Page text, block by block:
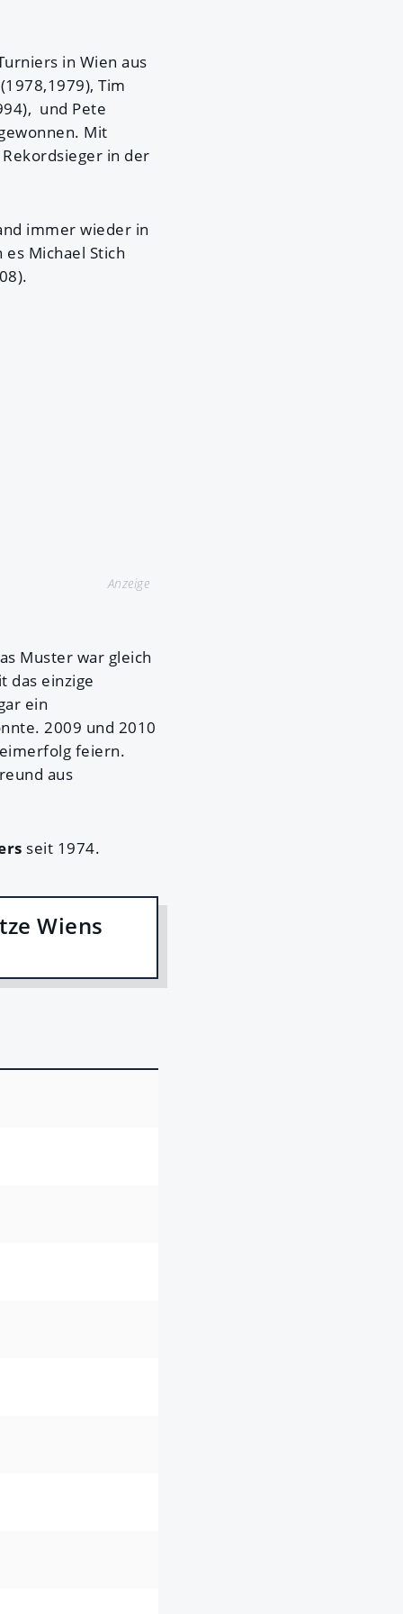
in Wien aus
Tim
und Pete
Mit
in der
immer wieder in
Michael Stich
Anzeige
Muster war gleich
das einzige
ein
2009 und 2010
feiern.
aus
seit 1974.
Wiens